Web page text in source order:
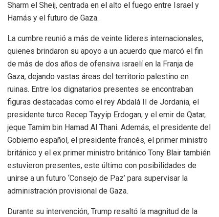
Sharm el Sheij, centrada en el alto el fuego entre Israel y
Hamás y el futuro de Gaza.
La cumbre reunió a más de veinte líderes internacionales,
quienes brindaron su apoyo a un acuerdo que marcó el fin
de más de dos años de ofensiva israelí en la Franja de
Gaza, dejando vastas áreas del territorio palestino en
ruinas. Entre los dignatarios presentes se encontraban
figuras destacadas como el rey Abdalá II de Jordania, el
presidente turco Recep Tayyip Erdogan, y el emir de Qatar,
jeque Tamim bin Hamad Al Thani. Además, el presidente del
Gobierno español, el presidente francés, el primer ministro
británico y el ex primer ministro británico Tony Blair también
estuvieron presentes, este último con posibilidades de
unirse a un futuro ‘Consejo de Paz’ para supervisar la
administración provisional de Gaza.
Durante su intervención, Trump resaltó la magnitud de la